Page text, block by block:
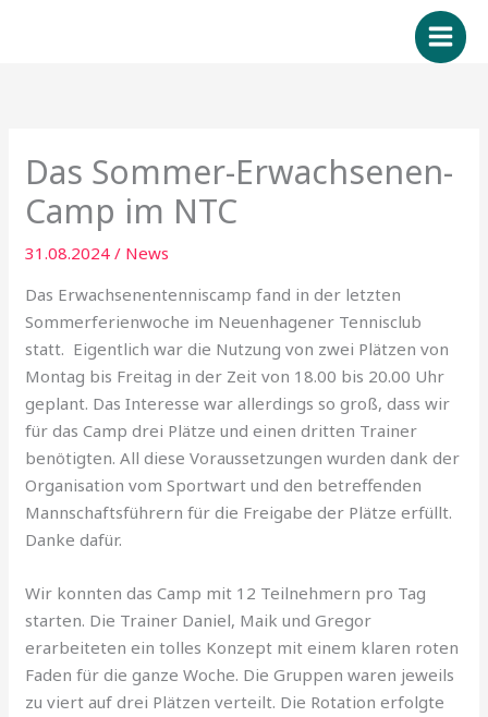
Das Sommer-Erwachsenen-
Camp im NTC
31.08.2024/ News
Das Erwachsenentenniscamp fand in der letzten
Sommerferienwoche im Neuenhagener Tennisclub
statt. Eigentlich war die Nutzung von zwei Plätzen von
Montag bis Freitag in der Zeit von 18.00 bis 20.00 Uhr
geplant. Das Interesse war allerdings so groß, dass wir
für das Camp drei Plätze und einen dritten Trainer
benötigten. All diese Voraussetzungen wurden dank der
Organisation vom Sportwart und den betreffenden
Mannschaftsführern für die Freigabe der Plätze erfüllt.
Danke dafür.
Wir konnten das Camp mit 12 Teilnehmern pro Tag
starten. Die Trainer Daniel, Maik und Gregor
erarbeiteten ein tolles Konzept mit einem klaren roten
Faden für die ganze Woche. Die Gruppen waren jeweils
zu viert auf drei Plätzen verteilt. Die Rotation erfolgte